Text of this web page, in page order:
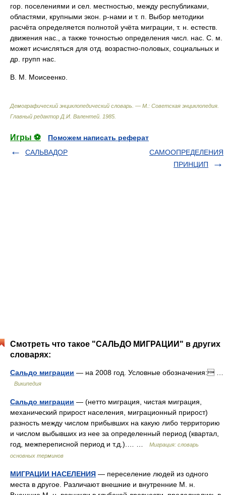
гор. поселениями и сел. местностью, между республиками,
областями, крупными экон. р-нами и т. п. Выбор методики
расчёта определяется полнотой учёта миграции, т. н. естеств.
движения нас., а также точностью определения числ. нас. С. м.
может исчисляться для отд. возрастно-половых, социальных и
др. групп нас.
В. М. Моисеенко.
Демографический энциклопедический словарь. — М.: Советская энциклопедия
Главный редактор Д.И. Валентей 1985
Игры ⚽
Поможем написать реферат
САЛЬВАДОР
САМООПРЕДЕЛЕНИЯ
ПРИНЦИП
Смотреть что такое "САЛЬДО МИГРАЦИИ" в других
словарях:
Сальдо миграции — на 2008 год. Условные обозначения: …
Википедия
Сальдо миграции — (нетто миграция, чистая миграция,
механический прирост населения, миграционный прирост)
разность между числом прибывших на какую либо территорию
и числом выбывших из нее за определенный период (квартал,
год, межпереписной период и т.д.).… …
Миграция: словарь
основных терминов
МИГРАЦИИ НАСЕЛЕНИЯ — переселение людей из одного
места в другое. Различают внешние и внутренние М. н.